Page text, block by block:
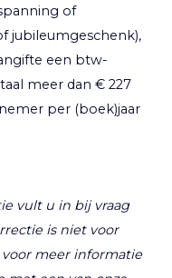
of
jubileumgeschenk),
een btw-
meer dan € 227
per (boek)jaar
vult u in bij vraag
is niet voor
meer informatie